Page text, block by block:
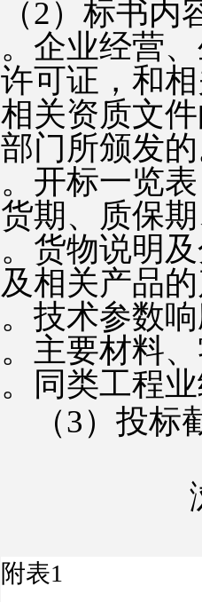
（2）标书内
。企业经营
许可证， 和
相关资质文
部门所颁发
。开标一览
货期、质保
。货物说明
及相关产品
。技术参数
。主要材料
。同类工程
（3）投标
附表1